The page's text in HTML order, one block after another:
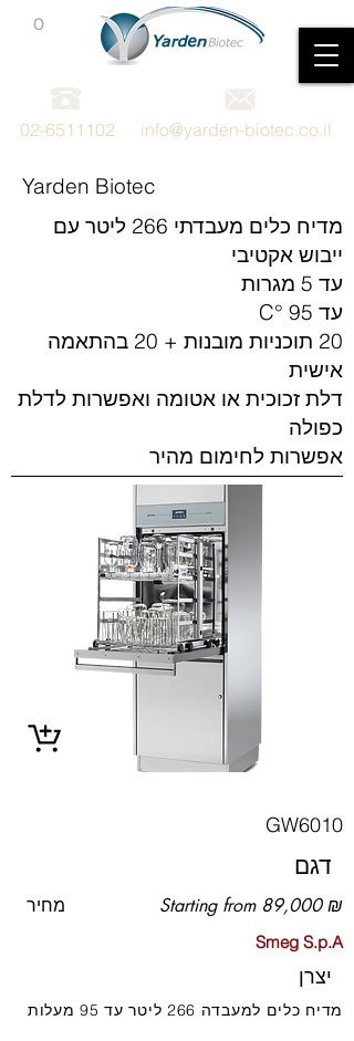
02-6511102 info@yarden-biotec.co.il
0
Yarden Biotec
מדיח כלים מעבדתי 266 ליטר עם
ייבוש אקטיבי
עד 5 מגרות
עד 95 °C
20 תוכניות מובנות + 20 בהתאמה
אישית
דלת זכוכית או אטומה ואפשרות לדלת
כפולה
אפשרות לחימום מהיר
GW6010
דגם
מחיר Starting from 89,000 ₪
Smeg S.p.A
יצרן
מדיח כלים למעבדה 266 ליטר עד 95 מעלות